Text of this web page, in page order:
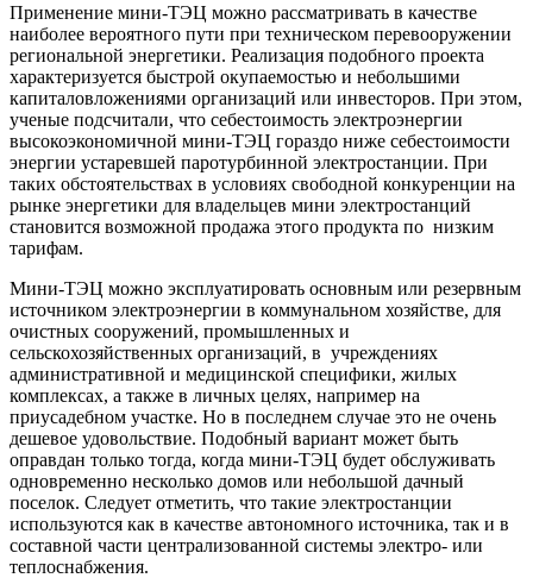
Применение мини-ТЭЦ можно рассматривать в качестве
наиболее вероятного пути при техническом перевооружении
региональной энергетики. Реализация подобного проекта
характеризуется быстрой окупаемостью и небольшими
капиталовложениями организаций или инвесторов. При этом,
ученые подсчитали, что себестоимость электроэнергии
высокоэкономичной мини-ТЭЦ гораздо ниже себестоимости
энергии устаревшей паротурбинной электростанции. При
таких обстоятельствах в условиях свободной конкуренции на
рынке энергетики для владельцев мини электростанций
становится возможной продажа этого продукта по низким
тарифам.
Мини-ТЭЦ можно эксплуатировать основным или резервным
источником электроэнергии в коммунальном хозяйстве, для
очистных сооружений, промышленных и
сельскохозяйственных организаций, в учреждениях
административной и медицинской специфики, жилых
комплексах, а также в личных целях, например на
приусадебном участке. Но в последнем случае это не очень
дешевое удовольствие. Подобный вариант может быть
оправдан только тогда, когда мини-ТЭЦ будет обслуживать
одновременно несколько домов или небольшой дачный
поселок. Следует отметить, что такие электростанции
используются как в качестве автономного источника, так и в
составной части централизованной системы электро- или
теплоснабжения.